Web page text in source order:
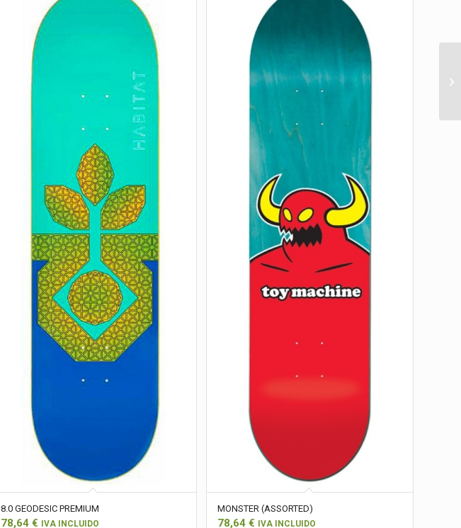
8.0 GEODESIC PREMIUM
78,64€ IVA INCLUIDO
MONSTER (ASSORTED)
78,64 € IVA INCLUIDO